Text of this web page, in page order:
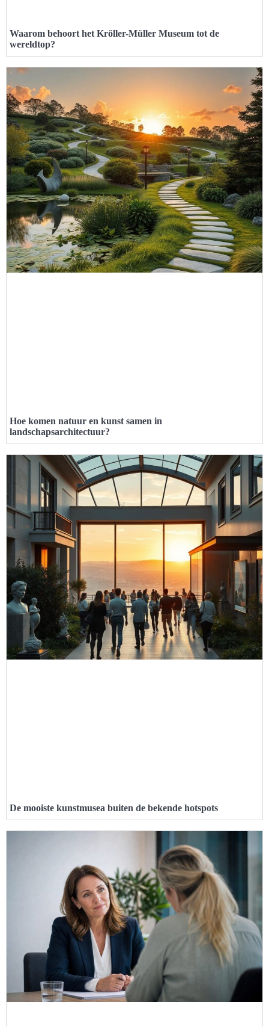
Waarom behoort het Kröller-Müller Museum tot de
wereldtop?
Hoe komen natuur en kunst samen in
landschapsarchitectuur?
De mooiste kunstmusea buiten de bekende hotspots